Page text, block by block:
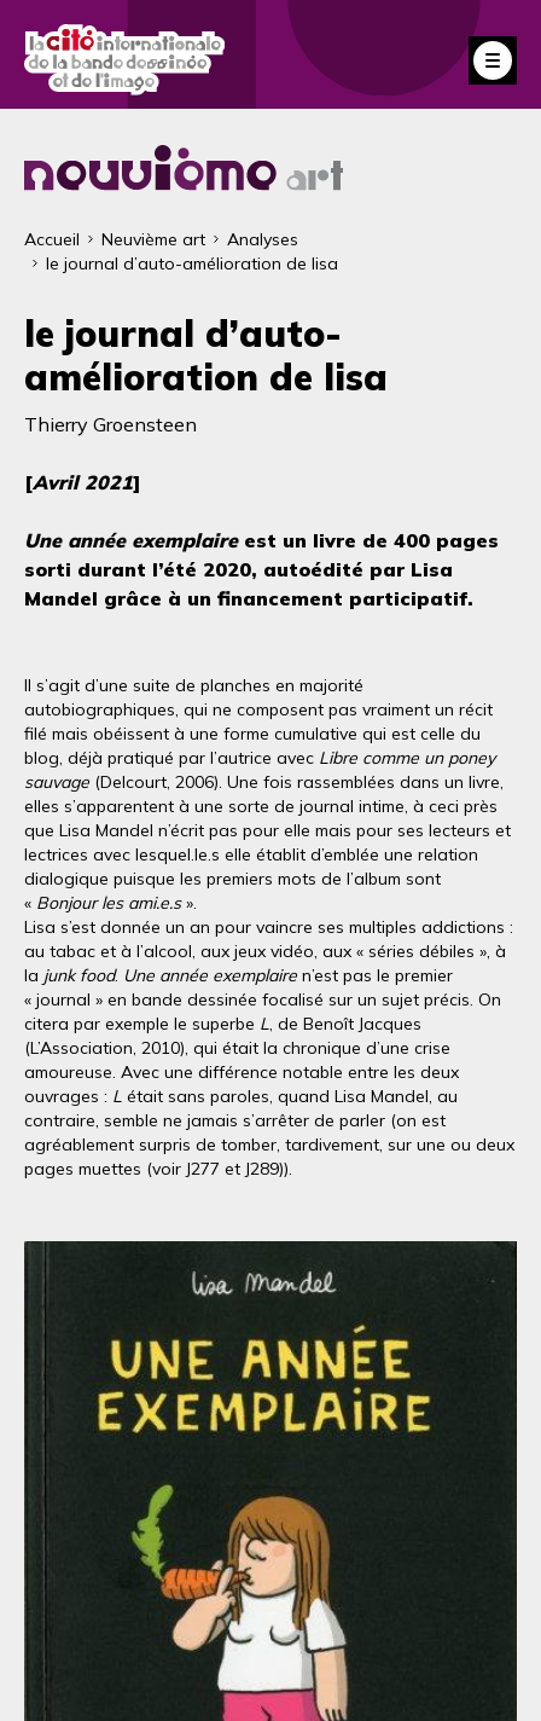
contenu
principal
Fil
d'Ariane
Accueil Neuvième art
Analyses
le journal d’auto-amélioration de lisa
le journal d’auto-
amélioration de lisa
Thierry Groensteen
[Avril 2021]
Une année exemplaireest un livre de 400 pages
sorti durant l’été 2020, autoédité par Lisa
Mandel grâce à un financement participatif.
Il s’agit d’une suite de planches en majorité
autobiographiques, qui ne composent pas vraiment un récit
filé mais obéissent à une forme cumulative qui est celle du
blog, déjà pratiqué par l’autrice avec Libre comme un poney
sauvage (Delcourt, 2006). Une fois rassemblées dans un livre,
elles s’apparentent à une sorte de journal intime, à ceci près
que Lisa Mandel n’écrit pas pour elle mais pour ses lecteurs et
lectrices avec lesquel.le.s elle établit d’emblée une relation
dialogique puisque les premiers mots de l’album sont
« Bonjour les ami.e.s».
Lisa s’est donnée un an pour vaincre ses multiples addictions :
au tabac et à l’alcool, aux jeux vidéo, aux « séries débiles », à
la junk food. Une année exemplaire n’est pas le premier
« journal » en bande dessinée focalisé sur un sujet précis. On
citera par exemple le superbe L, de Benoît Jacques
(L’Association, 2010), qui était la chronique d’une crise
amoureuse. Avec une différence notable entre les deux
ouvrages : L était sans paroles, quand Lisa Mandel, au
contraire, semble ne jamais s’arrêter de parler (on est
agréablement surpris de tomber, tardivement, sur une ou deux
pages muettes (voir J277 et J289)).